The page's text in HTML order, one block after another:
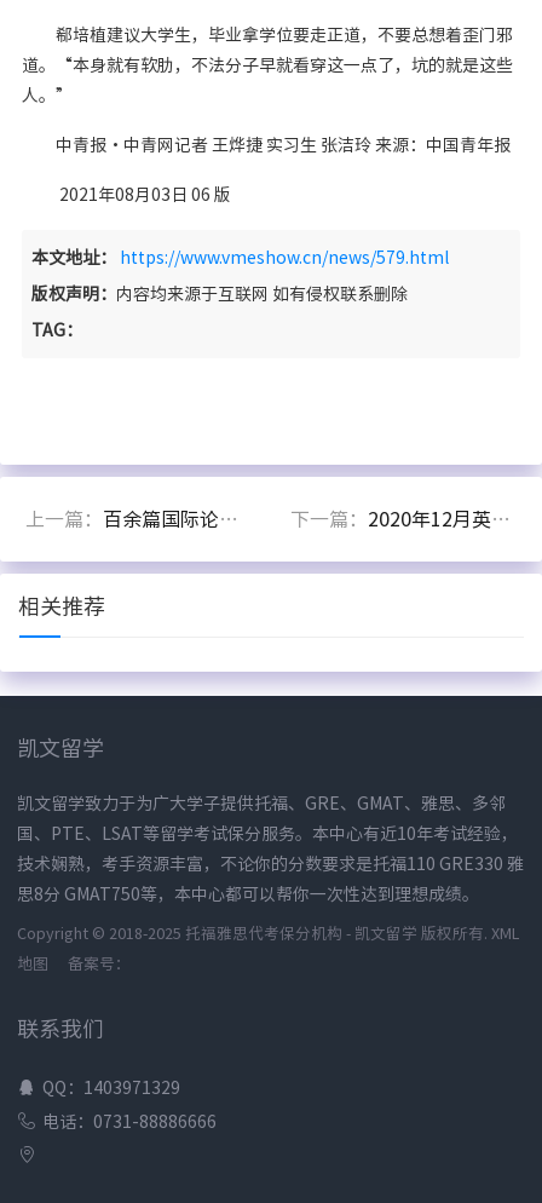
郗培植建议大学生，毕业拿学位要走正道，不要总想着歪门邪
道。“本身就有软肋，不法分子早就看穿这一点了，坑的就是这些
人。”
中青报・中青网记者 王烨捷 实习生 张洁玲 来源：中国青年报
2021年08月03日 06 版
本文地址： https://www.vmeshow.cn/news/579.html
版权声明： 内容均来源于互联网 如有侵权联系删除
TAG：
上一篇： 百余篇国际论文被撤事件调查：黑中介如何敛财？ 下一篇： 2020年12月英语六级真题及答案！英语六级选词填空翻译作文试题答案汇总
相关推荐
凯文留学
凯文留学致力于为广大学子提供托福、GRE、GMAT、雅思、多邻
国、PTE、LSAT等留学考试保分服务。本中心有近10年考试经验，
技术娴熟，考手资源丰富，不论你的分数要求是托福110 GRE330 雅
思8分 GMAT750等，本中心都可以帮你一次性达到理想成绩。
Copyright © 2018-2025 托福雅思代考保分机构 - 凯文留学 版权所有. XML
地图
备案号：
联系我们
QQ：1403971329
电话：0731-88886666